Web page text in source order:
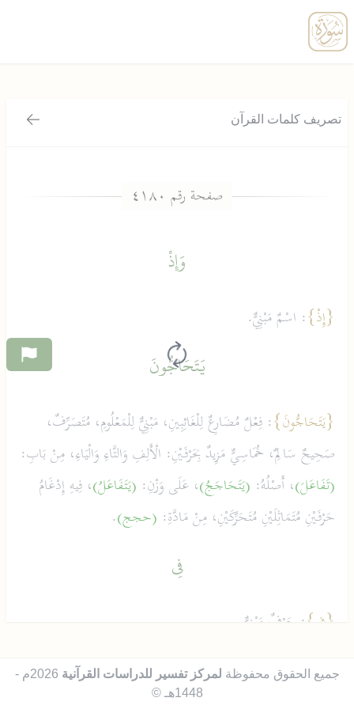
تصريف كلمات القرآن
رجوع
وَإِذْ
{إِذْ}: اسْمٌ مَبْنِيٌّ.
يَتَحَاجُّونَ
{يَتَحَاجُّونَ}: فِعْلٌ مُضَارِعٌ لِلْغَائِبِينِ، مَبْنِيٌّ لِلْمَعْلُومِ، مُتَصَرِّفٌ،
صَحِيحٌ سَالِمٌ، خُمَاسِيٌّ مَزِيدٌ بِحَرْفَيْنِ: الْأَلِفِ وَالتَّاءِ وَالْيَاءِ، مِنْ بَابِ:
(تَفَاعَلَ)، أَصْلُهُ: (يَتَحَاجَجُ)، عَلَى وَزْنِ: (يَتَفَاعَلُ)، فِيهِ إِدْغَامُ
حَرْفَيْنِ مُتَمَاثِلَيْنِ مُتَحَرِّكَيْنِ، مِنْ مَادَّةِ: (حجج).
فِي
{فِي}: حَرْفٌ مَبْنِيٌّ.
النَّارِ جميع الحقوق محفوظة لمركز تفسير للدراسات القرآنية
2026م -
1448هـ ©